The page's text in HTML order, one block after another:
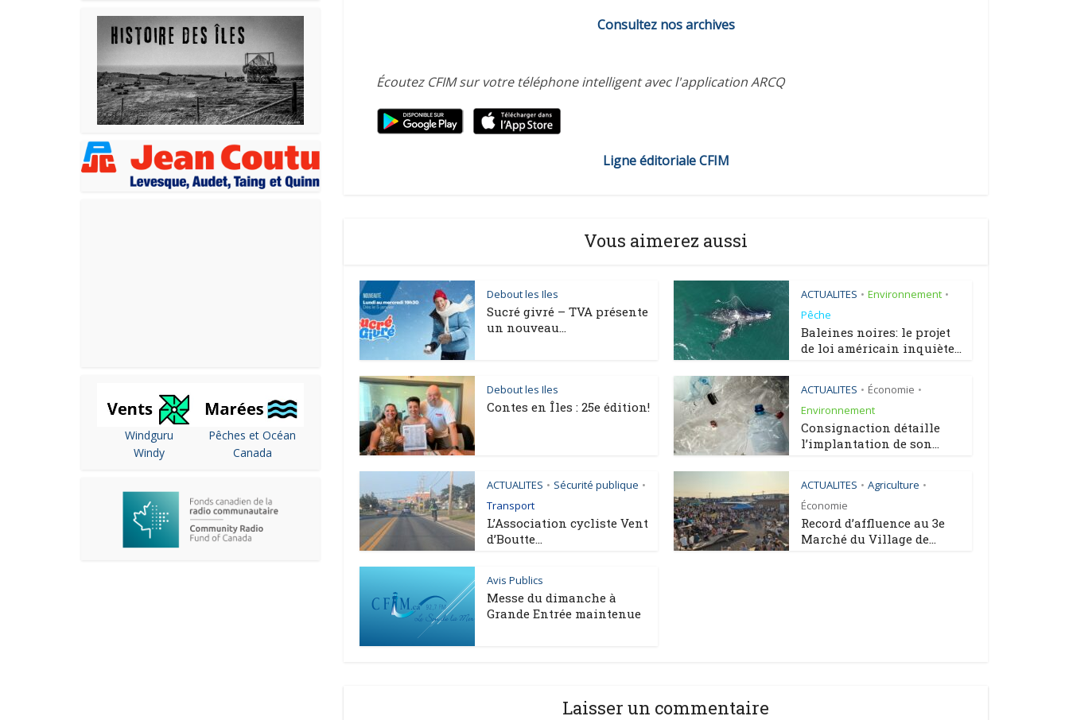
Windguru
Windy
Pêches et Océan
Canada
Consultez nos archives
Écoutez CFIM sur votre téléphone intelligent avec l'application ARCQ
Ligne éditoriale CFIM
Vous aimerez aussi
Debout les Iles
Sucré givré – TVA présente
un nouveau...
ACTUALITES • Environnement •
Pêche
Baleines noires: le projet
de loi américain inquiète...
Debout les Iles
Contes en Îles : 25e édition!
ACTUALITES • Économie •
Environnement
Consignaction détaille
l’implantation de son...
ACTUALITES • Sécurité publique •
Transport
L’Association cycliste Vent
d’Boutte...
ACTUALITES • Agriculture •
Économie
Record d’affluence au 3e
Marché du Village de...
Avis Publics
Messe du dimanche à
Grande Entrée maintenue
Laisser un commentaire